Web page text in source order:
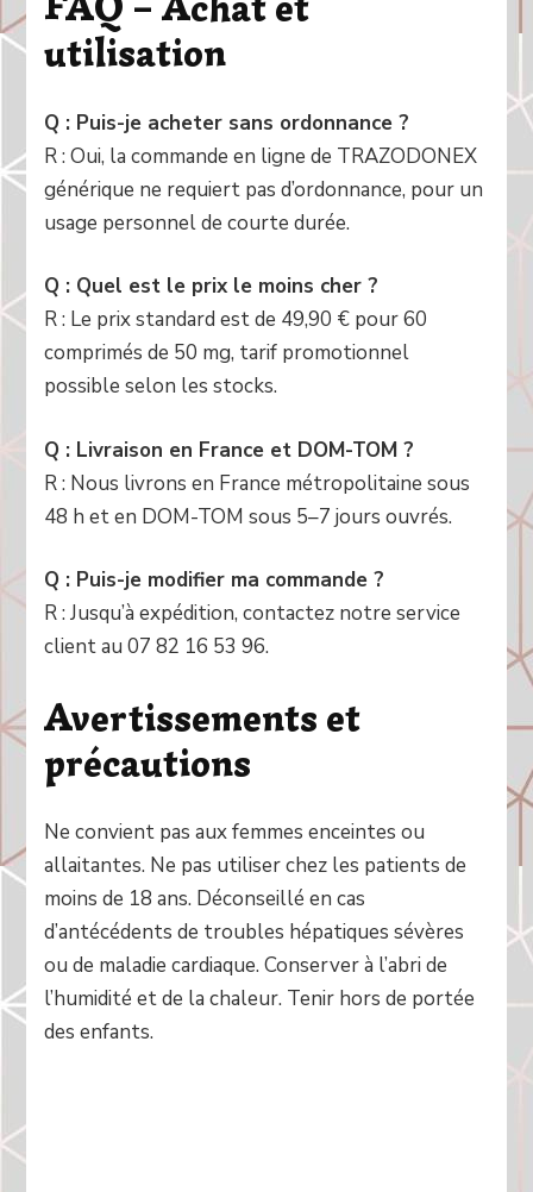
utilisation
Q : Puis-je acheter sans ordonnance ?
R : Oui, la commande en ligne de TRAZODONEX
générique ne requiert pas d’ordonnance, pour un
usage personnel de courte durée.
Q : Quel est le prix le moins cher ?
R : Le prix standard est de 49,90 € pour 60
comprimés de 50 mg, tarif promotionnel
possible selon les stocks.
Q : Livraison en France et DOM-TOM ?
R : Nous livrons en France métropolitaine sous
48 h et en DOM-TOM sous 5–7 jours ouvrés.
Q : Puis-je modifier ma commande ?
R : Jusqu’à expédition, contactez notre service
client au 07 82 16 53 96.
Avertissements et
précautions
Ne convient pas aux femmes enceintes ou
allaitantes. Ne pas utiliser chez les patients de
moins de 18 ans. Déconseillé en cas
d’antécédents de troubles hépatiques sévères
ou de maladie cardiaque. Conserver à l’abri de
l’humidité et de la chaleur. Tenir hors de portée
des enfants.